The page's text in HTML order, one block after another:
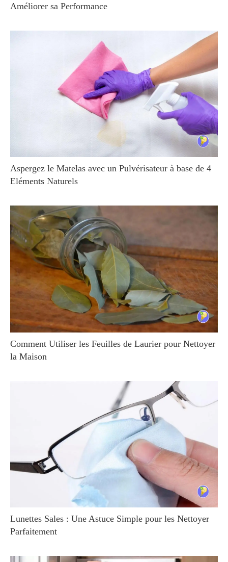
Améliorer sa Performance
Aspergez le Matelas avec un Pulvérisateur à base de 4
Eléments Naturels
Comment Utiliser les Feuilles de Laurier pour Nettoyer
la Maison
Lunettes Sales : Une Astuce Simple pour les Nettoyer
Parfaitement